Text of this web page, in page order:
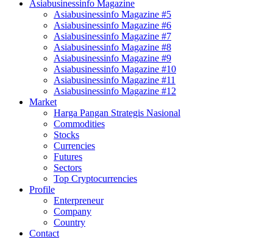
Asiabusinessinfo Magazine
Asiabusinessinfo Magazine #5
Asiabusinessinfo Magazine #6
Asiabusinessinfo Magazine #7
Asiabusinessinfo Magazine #8
Asiabusinessinfo Magazine #9
Asiabusinessinfo Magazine #10
Asiabusinessinfo Magazine #11
Asiabusinessinfo Magazine #12
Market
Harga Pangan Strategis Nasional
Commodities
Stocks
Currencies
Futures
Sectors
Top Cryptocurrencies
Profile
Enterpreneur
Company
Country
Contact